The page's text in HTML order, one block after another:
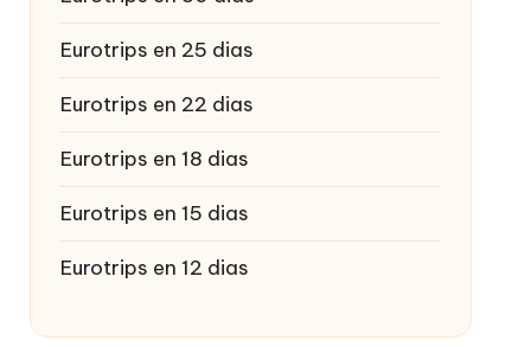
Eurotrips en 25 dias
Eurotrips en 22 dias
Eurotrips en 18 dias
Eurotrips en 15 dias
Eurotrips en 12 dias